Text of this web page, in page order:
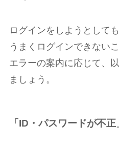
ログインをしようとして
うまくログインできない
エラーの案内に応じて、
ましょう。
「ID・パスワードが不